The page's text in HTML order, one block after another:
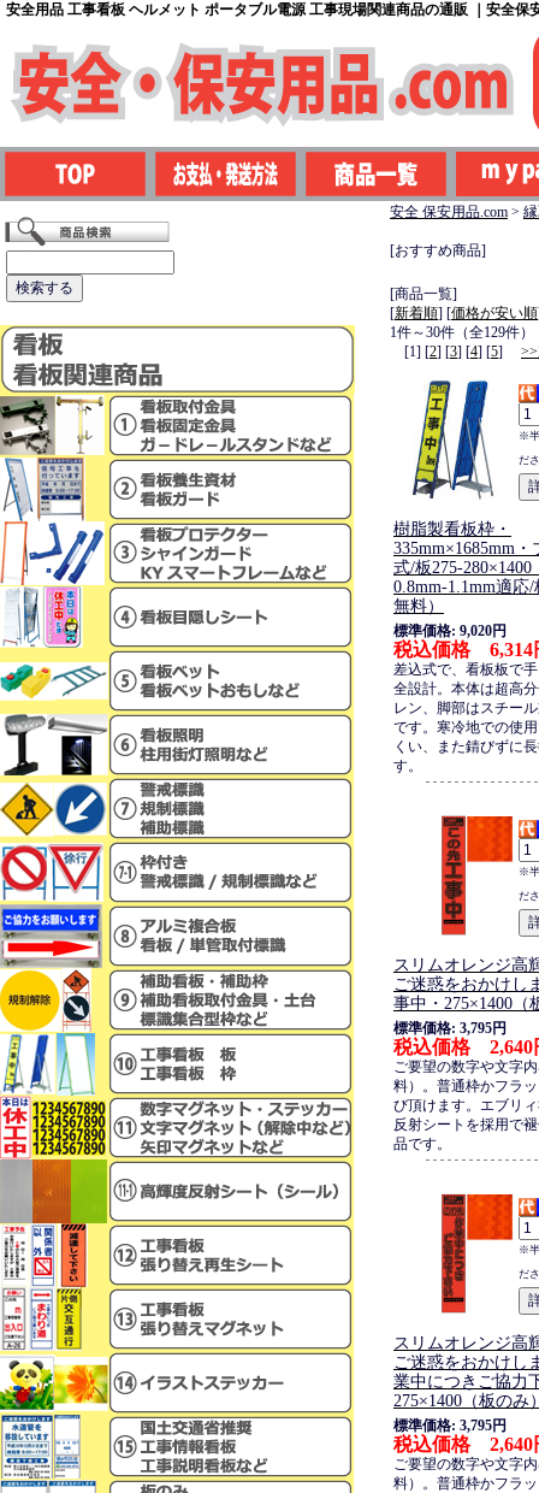
安全用品 工事看板 ヘルメット ポータブル電源 工事現場関連商品の通販 ｜安全保
安全 保安用品.com >
[おすすめ商品]
[商品一覧]
[新着順] [価格が安い順
1件～30件（全129件）
[1] [2] [3] [4] [5]
※半
だ
樹脂製看板枠・
335mm×1685mm
式/板275-280×1400
0.8mm-1.1mm適応
無料）
標準価格: 9,020円
税込価格 6,314
差込式で、看板板で
全設計。本体は超高
レン、脚部はスチー
です。寒冷地での使
くい、また錆びずに
す。
※半
だ
スリムオレンジ高
ご迷惑をおかけし
事中・275×1400（
標準価格: 3,795円
税込価格 2,640
ご要望の数字や文字
料）。普通枠かフラ
び頂けます。エブリ
反射シートを採用で
品です。
※半
だ
スリムオレンジ高
ご迷惑をおかけし
業中につきご協力
275×1400（板のみ
標準価格: 3,795円
税込価格 2,640
ご要望の数字や文字
料）。普通枠かフラ